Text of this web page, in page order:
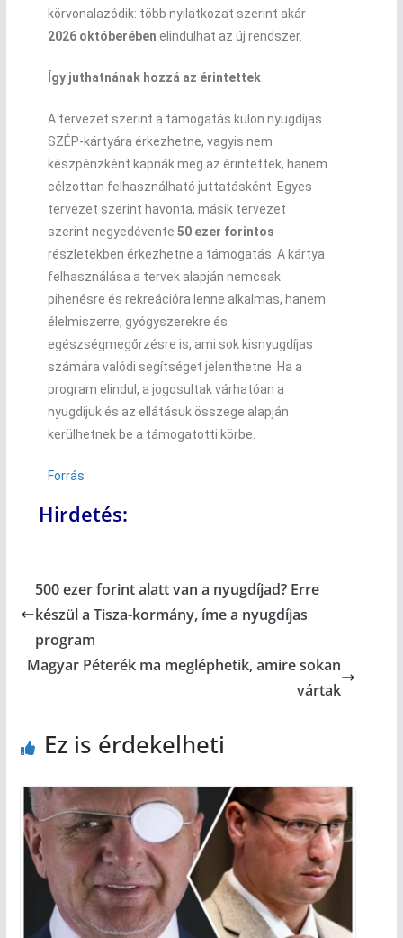
körvonalazódik: több nyilatkozat szerint akár
2026 októberében elindulhat az új rendszer.
Így juthatnának hozzá az érintettek
A tervezet szerint a támogatás külön nyugdíjas
SZÉP-kártyára érkezhetne, vagyis nem
készpénzként kapnák meg az érintettek, hanem
célzottan felhasználható juttatásként. Egyes
tervezet szerint havonta, másik tervezet
szerint negyedévente 50 ezer forintos
részletekben érkezhetne a támogatás. A kártya
felhasználása a tervek alapján nemcsak
pihenésre és rekreációra lenne alkalmas, hanem
élelmiszerre, gyógyszerekre és
egészségmegőrzésre is, ami sok kisnyugdíjas
számára valódi segítséget jelenthetne. Ha a
program elindul, a jogosultak várhatóan a
nyugdíjuk és az ellátásuk összege alapján
kerülhetnek be a támogatotti körbe.
Forrás
Hirdetés:
500 ezer forint alatt van a nyugdíjad? Erre
készül a Tisza-kormány, íme a nyugdíjas
program
Magyar Péterék ma megléphetik, amire sokan
vártak
Ez is érdekelheti